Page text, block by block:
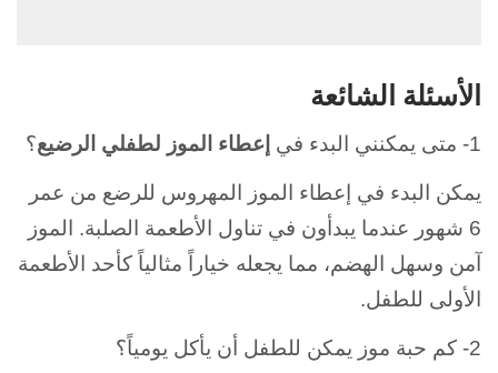
الأسئلة الشائعة
1- متى يمكنني البدء في إعطاء الموز لطفلي الرضيع؟
يمكن البدء في إعطاء الموز المهروس للرضع من عمر
6 شهور عندما يبدأون في تناول الأطعمة الصلبة. الموز
آمن وسهل الهضم، مما يجعله خياراً مثالياً كأحد الأطعمة
الأولى للطفل.
2- كم حبة موز يمكن للطفل أن يأكل يومياً؟